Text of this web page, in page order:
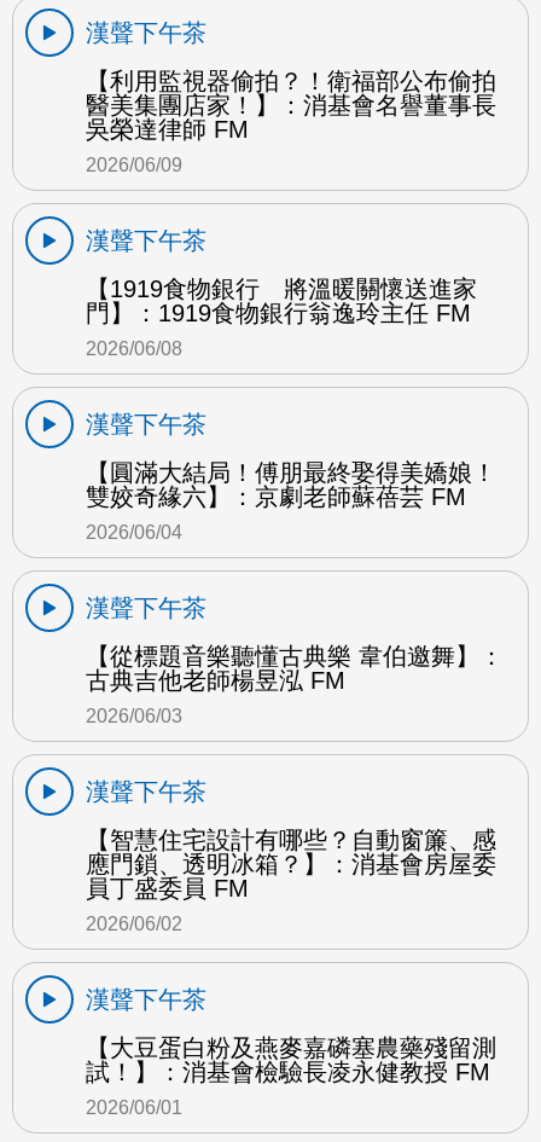
漢聲下午茶
【利用監視器偷拍？！衛福部公布偷拍
醫美集團店家！】：消基會名譽董事長
吳榮達律師 FM
2026/06/09
漢聲下午茶
【1919食物銀行 將溫暖關懷送進家
門】：1919食物銀行翁逸玲主任 FM
2026/06/08
漢聲下午茶
【圓滿大結局！傅朋最終娶得美嬌娘！
雙姣奇緣六】：京劇老師蘇蓓芸 FM
2026/06/04
漢聲下午茶
【從標題音樂聽懂古典樂 韋伯邀舞】：
古典吉他老師楊昱泓 FM
2026/06/03
漢聲下午茶
【智慧住宅設計有哪些？自動窗簾、感
應門鎖、透明冰箱？】：消基會房屋委
員丁盛委員 FM
2026/06/02
漢聲下午茶
【大豆蛋白粉及燕麥嘉磷塞農藥殘留測
試！】：消基會檢驗長凌永健教授 FM
2026/06/01